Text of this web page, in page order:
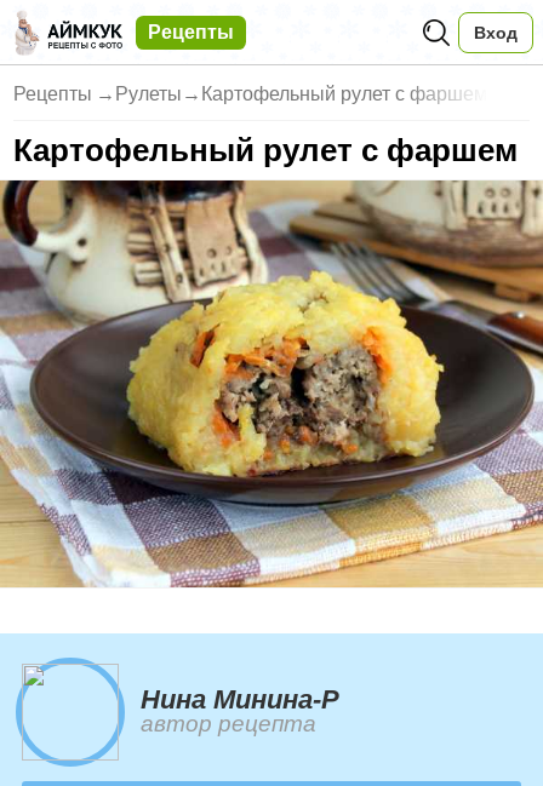
Рецепты Вход
Рецепты → Рулеты → Картофельный рулет с фаршем
Картофельный рулет с фаршем
Нина Минина-Р
автор рецепта